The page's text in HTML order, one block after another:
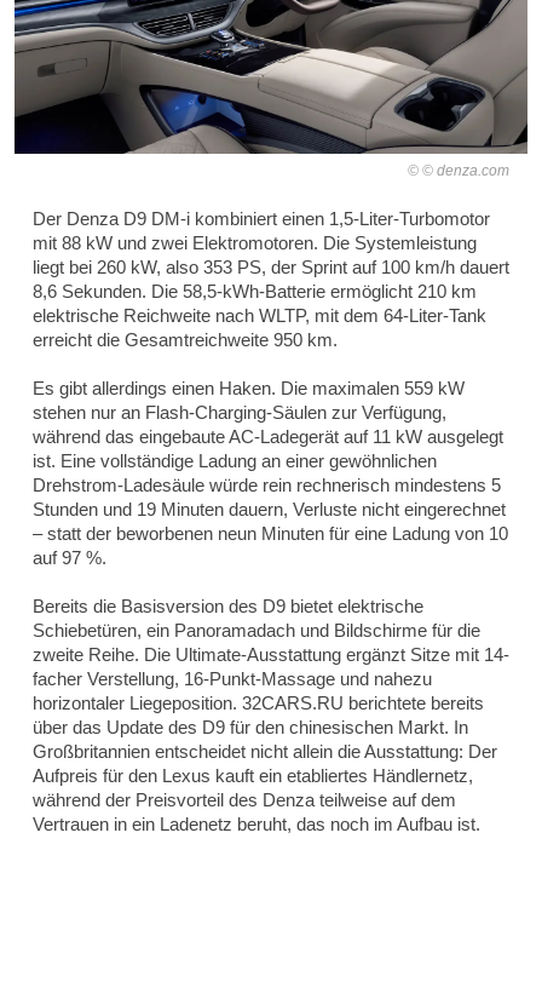
© denza.com
Der Denza D9 DM-i kombiniert einen 1,5-Liter-Turbomotor
mit 88 kW und zwei Elektromotoren. Die Systemleistung
liegt bei 260 kW, also 353 PS, der Sprint auf 100 km/h dauert
8,6 Sekunden. Die 58,5-kWh-Batterie ermöglicht 210 km
elektrische Reichweite nach WLTP, mit dem 64-Liter-Tank
erreicht die Gesamtreichweite 950 km.
Es gibt allerdings einen Haken. Die maximalen 559 kW
stehen nur an Flash-Charging-Säulen zur Verfügung,
während das eingebaute AC-Ladegerät auf 11 kW ausgelegt
ist. Eine vollständige Ladung an einer gewöhnlichen
Drehstrom-Ladesäule würde rein rechnerisch mindestens 5
Stunden und 19 Minuten dauern, Verluste nicht eingerechnet
– statt der beworbenen neun Minuten für eine Ladung von 10
auf 97 %.
Bereits die Basisversion des D9 bietet elektrische
Schiebetüren, ein Panoramadach und Bildschirme für die
zweite Reihe. Die Ultimate-Ausstattung ergänzt Sitze mit 14-
facher Verstellung, 16-Punkt-Massage und nahezu
horizontaler Liegeposition. 32CARS.RU berichtete bereits
über das Update des D9 für den chinesischen Markt. In
Großbritannien entscheidet nicht allein die Ausstattung: Der
Aufpreis für den Lexus kauft ein etabliertes Händlernetz,
während der Preisvorteil des Denza teilweise auf dem
Vertrauen in ein Ladenetz beruht, das noch im Aufbau ist.